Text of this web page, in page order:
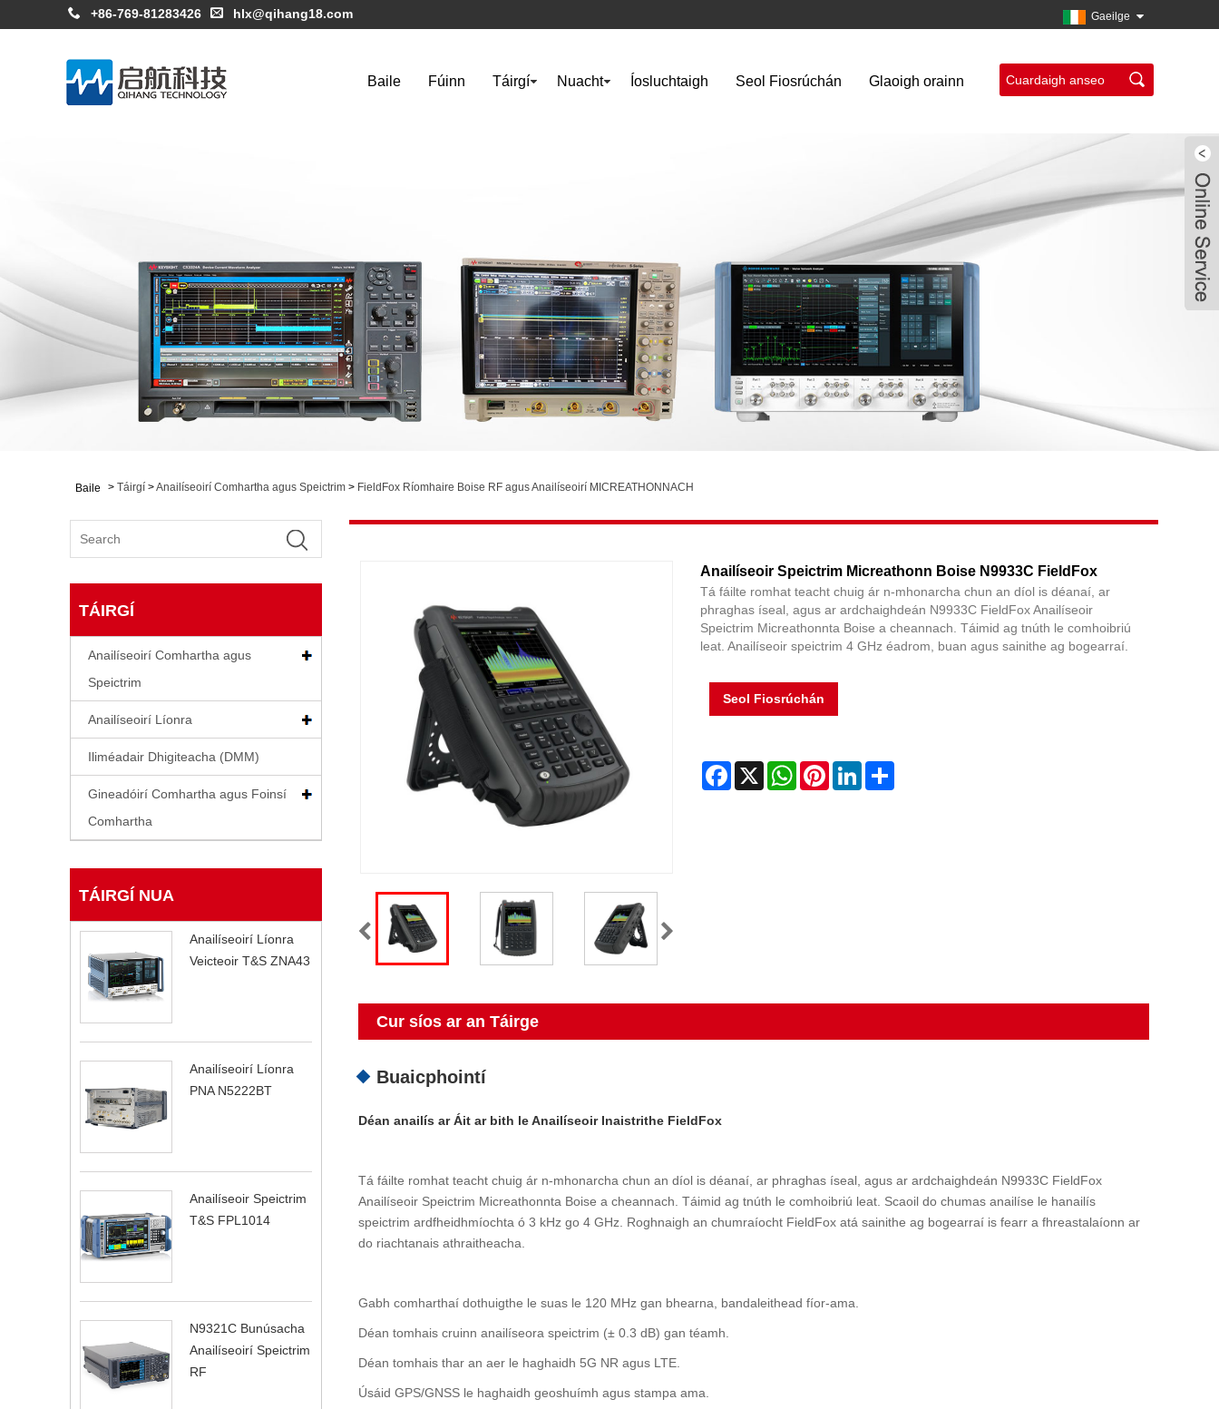
+86-769-81283426 hlx@qihang18.com Gaeilge
Baile Fúinn Táirgí Nuacht Íosluchtaigh Seol Fiosrúchán Glaoigh orainn
Baile > Táirgí >Anailíseoirí Comhartha agus Speictrim > FieldFox Ríomhaire Boise RF agus Anailíseoirí MICREATHONNACH
TÁIRGÍ
Anailíseoirí Comhartha agus
Speictrim
Anailíseoirí Líonra
Iliméadair Dhigiteacha (DMM)
Gineadóirí Comhartha agus Foinsí
Comhartha
TÁIRGÍ NUA
Anailíseoirí Líonra
Veicteoir T&S ZNA43
Anailíseoirí Líonra
PNA N5222BT
Anailíseoir Speictrim
T&S FPL1014
N9321C Bunúsacha
Anailíseoirí Speictrim
RF
Anailíseoir Speictrim Micreathonn Boise N9933C FieldFox
Tá fáilte romhat teacht chuig ár n-mhonarcha chun an díol is déanaí, ar
phraghas íseal, agus ar ardchaighdeán N9933C FieldFox Anailíseoir
Speictrim Micreathonnta Boise a cheannach. Táimid ag tnúth le comhoibriú
leat. Anailíseoir speictrim 4 GHz éadrom, buan agus sainithe ag bogearraí.
Seol Fiosrúchán
Facebook
X WhatsAppPinterestLinkedInShare
Cur síos ar an Táirge
Buaicphointí
Déan anailís ar Áit ar bith le Anailíseoir Inaistrithe FieldFox
Tá fáilte romhat teacht chuig ár n-mhonarcha chun an díol is déanaí, ar phraghas íseal, agus ar ardchaighdeán N9933C FieldFox
Anailíseoir Speictrim Micreathonnta Boise a cheannach. Táimid ag tnúth le comhoibriú leat. Scaoil do chumas anailíse le hanailís
speictrim ardfheidhmíochta ó 3 kHz go 4 GHz. Roghnaigh an chumraíocht FieldFox atá sainithe ag bogearraí is fearr a fhreastalaíonn ar
do riachtanais athraitheacha.
Gabh comharthaí dothuigthe le suas le 120 MHz gan bhearna, bandaleithead fíor-ama.
Déan tomhais cruinn anailíseora speictrim (± 0.3 dB) gan téamh.
Déan tomhais thar an aer le haghaidh 5G NR agus LTE.
Úsáid GPS/GNSS le haghaidh geoshuímh agus stampa ama.